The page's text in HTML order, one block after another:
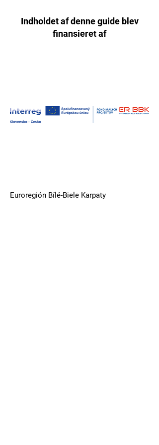
Indholdet af denne guide blev
finansieret af
Euroregión Bílé-Biele Karpaty